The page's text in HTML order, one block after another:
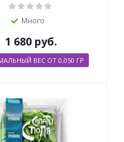
Много
1 680руб.
ВЕС ОТ 0,050 ГР